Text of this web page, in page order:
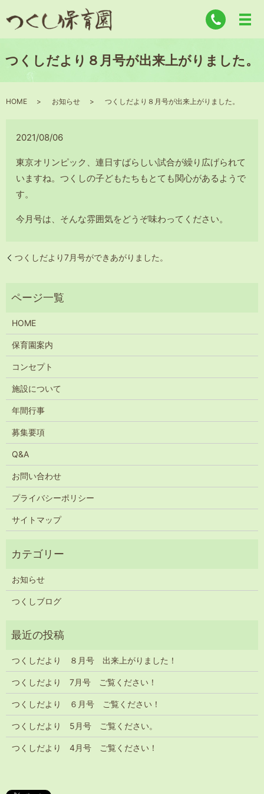
つくしだより８月号が出来上がりました。
HOME お知らせ つくしだより８月号が出来上がりました。
2021/08/06
東京オリンピック、連日すばらしい試合が繰り広げられて
いますね。つくしの子どもたちもとても関心があるようで
す。
今月号は、そんな雰囲気をどうぞ味わってください。
つくしだより7月号ができあがりました。
HOME
保育園案内
コンセプト
施設について
年間行事
募集要項
Q&A
お問い合わせ
プライバシーポリシー
サイトマップ
お知らせ
つくしブログ
つくしだより ８月号 出来上がりました！
つくしだより 7月号 ご覧ください！
つくしだより ６月号 ご覧ください！
つくしだより 5月号 ご覧ください。
つくしだより 4月号 ご覧ください！